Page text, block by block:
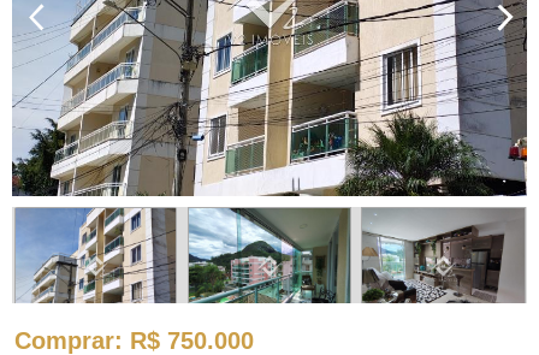
Comprar: R$ 750.000